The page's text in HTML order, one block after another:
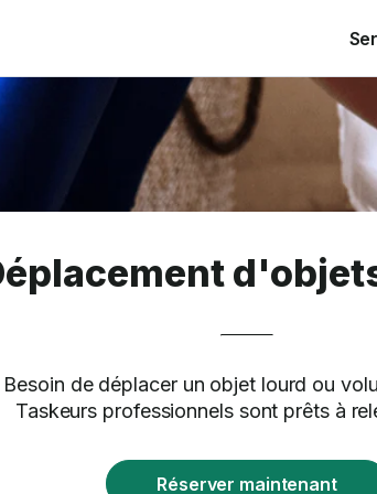
Besoin de déplacer un objet lourd ou
Taskeurs professionnels sont prêts à
Réserver maintenant